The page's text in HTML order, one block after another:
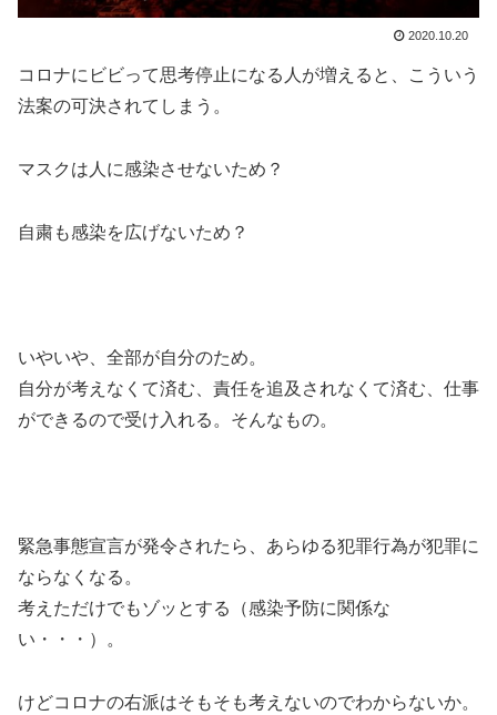
2020.10.20
コロナにビビって思考停止になる人が増えると、こういう
法案の可決されてしまう。
マスクは人に感染させないため？
自粛も感染を広げないため？
いやいや、全部が自分のため。
自分が考えなくて済む、責任を追及されなくて済む、仕事
ができるので受け入れる。そんなもの。
緊急事態宣言が発令されたら、あらゆる犯罪行為が犯罪に
ならなくなる。
考えただけでもゾッとする（感染予防に関係な
い・・・）。
けどコロナの右派はそもそも考えないのでわからないか。